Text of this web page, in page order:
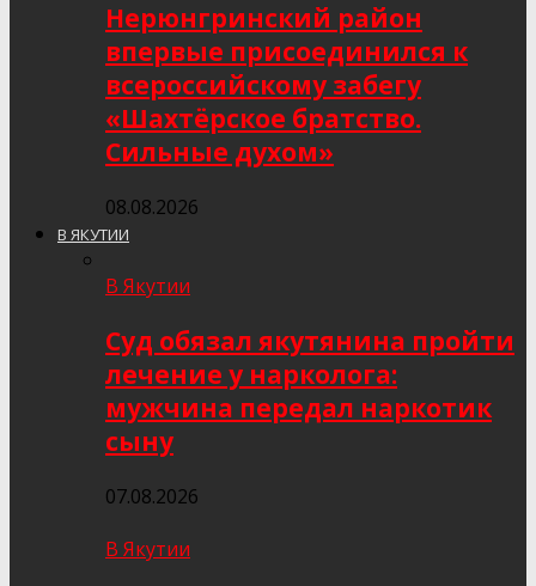
Нерюнгринский район
впервые присоединился к
всероссийскому забегу
«Шахтёрское братство.
Сильные духом»
08.08.2026
В ЯКУТИИ
В Якутии
Суд обязал якутянина пройти
лечение у нарколога:
мужчина передал наркотик
сыну
07.08.2026
В Якутии